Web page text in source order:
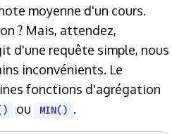
moyenne d'un cours.
? Mais, attendez,
d'une requête simple, nous
inconvénients. Le
fonctions d'agrégation
ou MIN() .